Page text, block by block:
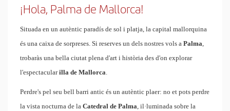
¡Hola, Palma de Mallorca!
Situada en un autèntic paradís de sol i platja, la capital mallorquina
és una caixa de sorpreses. Si reserves un dels nostres vols a Palma,
trobaràs una bella ciutat plena d'art i història des d'on explorar
l'espectacularilla de Mallorca.
Perdre's pel seu bell barri antic és un autèntic plaer: no et pots perdre
la vista nocturna de la Catedral de Palma, il·luminada sobre la